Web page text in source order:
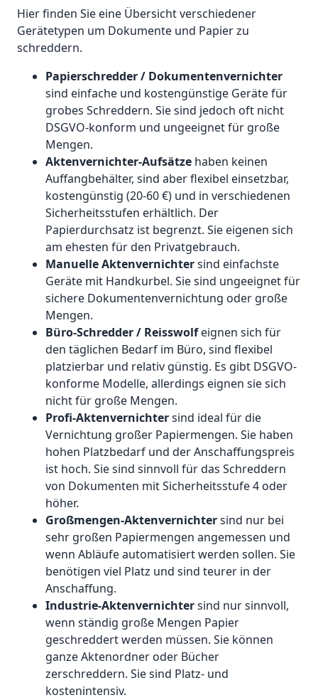
Hier finden Sie eine Übersicht verschiedener
Gerätetypen um Dokumente und Papier zu
schreddern.
Papierschredder / Dokumentenvernichter
sind einfache und kostengünstige Geräte für
grobes Schreddern. Sie sind jedoch oft nicht
DSGVO-konform und ungeeignet für große
Mengen.
Aktenvernichter-Aufsätze haben keinen
Auffangbehälter, sind aber flexibel einsetzbar,
kostengünstig (20-60 €) und in verschiedenen
Sicherheitsstufen erhältlich. Der
Papierdurchsatz ist begrenzt. Sie eigenen sich
am ehesten für den Privatgebrauch.
Manuelle Aktenvernichtersind einfachste
Geräte mit Handkurbel. Sie sind ungeeignet für
sichere Dokumentenvernichtung oder große
Mengen.
Büro-Schredder / Reisswolfeignen sich für
den täglichen Bedarf im Büro, sind flexibel
platzierbar und relativ günstig. Es gibt DSGVO-
konforme Modelle, allerdings eignen sie sich
nicht für große Mengen.
Profi-Aktenvernichtersind ideal für die
Vernichtung großer Papiermengen. Sie haben
hohen Platzbedarf und der Anschaffungspreis
ist hoch. Sie sind sinnvoll für das Schreddern
von Dokumenten mit Sicherheitsstufe 4 oder
höher.
Großmengen-Aktenvernichtersind nur bei
sehr großen Papiermengen angemessen und
wenn Abläufe automatisiert werden sollen. Sie
benötigen viel Platz und sind teurer in der
Anschaffung.
Industrie-Aktenvernichtersind nur sinnvoll,
wenn ständig große Mengen Papier
geschreddert werden müssen. Sie können
ganze Aktenordner oder Bücher
zerschreddern. Sie sind Platz- und
kostenintensiv.